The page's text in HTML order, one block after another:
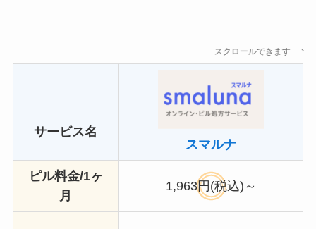
スクロールできます
サービス名
スマルナ
ピル料金/1ヶ
月
1,963円(税込)～